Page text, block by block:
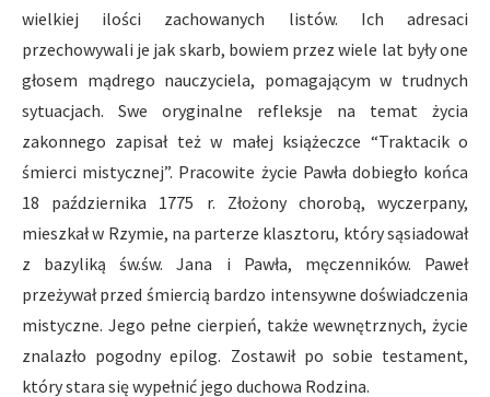
wielkiej ilości zachowanych listów. Ich adresaci
przechowywali je jak skarb, bowiem przez wiele lat były one
głosem mądrego nauczyciela, pomagającym w trudnych
sytuacjach. Swe oryginalne refleksje na temat życia
zakonnego zapisał też w małej książeczce “Traktacik o
śmierci mistycznej”. Pracowite życie Pawła dobiegło końca
18 października 1775 r. Złożony chorobą, wyczerpany,
mieszkał w Rzymie, na parterze klasztoru, który sąsiadował
z bazyliką św.św. Jana i Pawła, męczenników. Paweł
przeżywał przed śmiercią bardzo intensywne doświadczenia
mistyczne. Jego pełne cierpień, także wewnętrznych, życie
znalazło pogodny epilog. Zostawił po sobie testament,
który stara się wypełnić jego duchowa Rodzina.